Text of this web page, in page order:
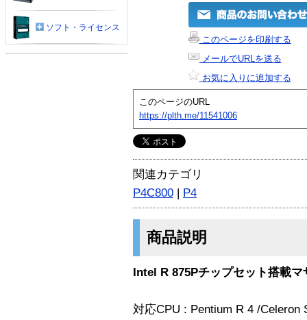
このページを印刷する
メールでURLを送る
お気に入りに追加する
このページのURL
https://plth.me/11541006
関連カテゴリ
P4C800 | P4
商品説明
Intel R 875Pチップセット搭載マ
対応CPU : Pentium R 4 /Celeron
ソフト・ライセンス